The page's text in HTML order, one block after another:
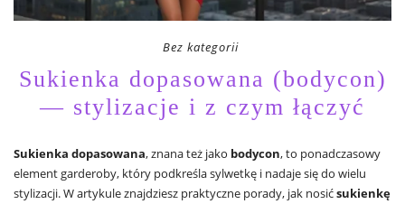
Bez kategorii
Sukienka dopasowana (bodycon)
— stylizacje i z czym łączyć
Sukienka dopasowana, znana też jako bodycon, to ponadczasowy
element garderoby, który podkreśla sylwetkę i nadaje się do wielu
stylizacji. W artykule znajdziesz praktyczne porady, jak nosićsukienkę